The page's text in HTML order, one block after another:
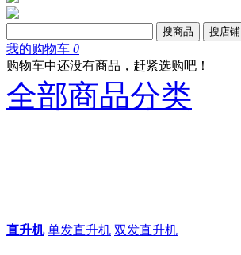
搜商品 搜店铺
我的购物车 0
购物车中还没有商品，赶紧选购吧！
全部商品分类
直升机 单发直升机 双发直升机